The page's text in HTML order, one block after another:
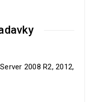
2008 R2, 2012,